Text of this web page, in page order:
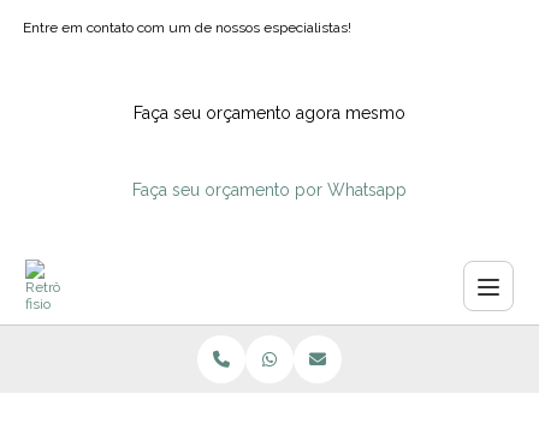
Entre em contato com um de nossos especialistas!
Faça seu orçamento agora mesmo
Faça seu orçamento por Whatsapp